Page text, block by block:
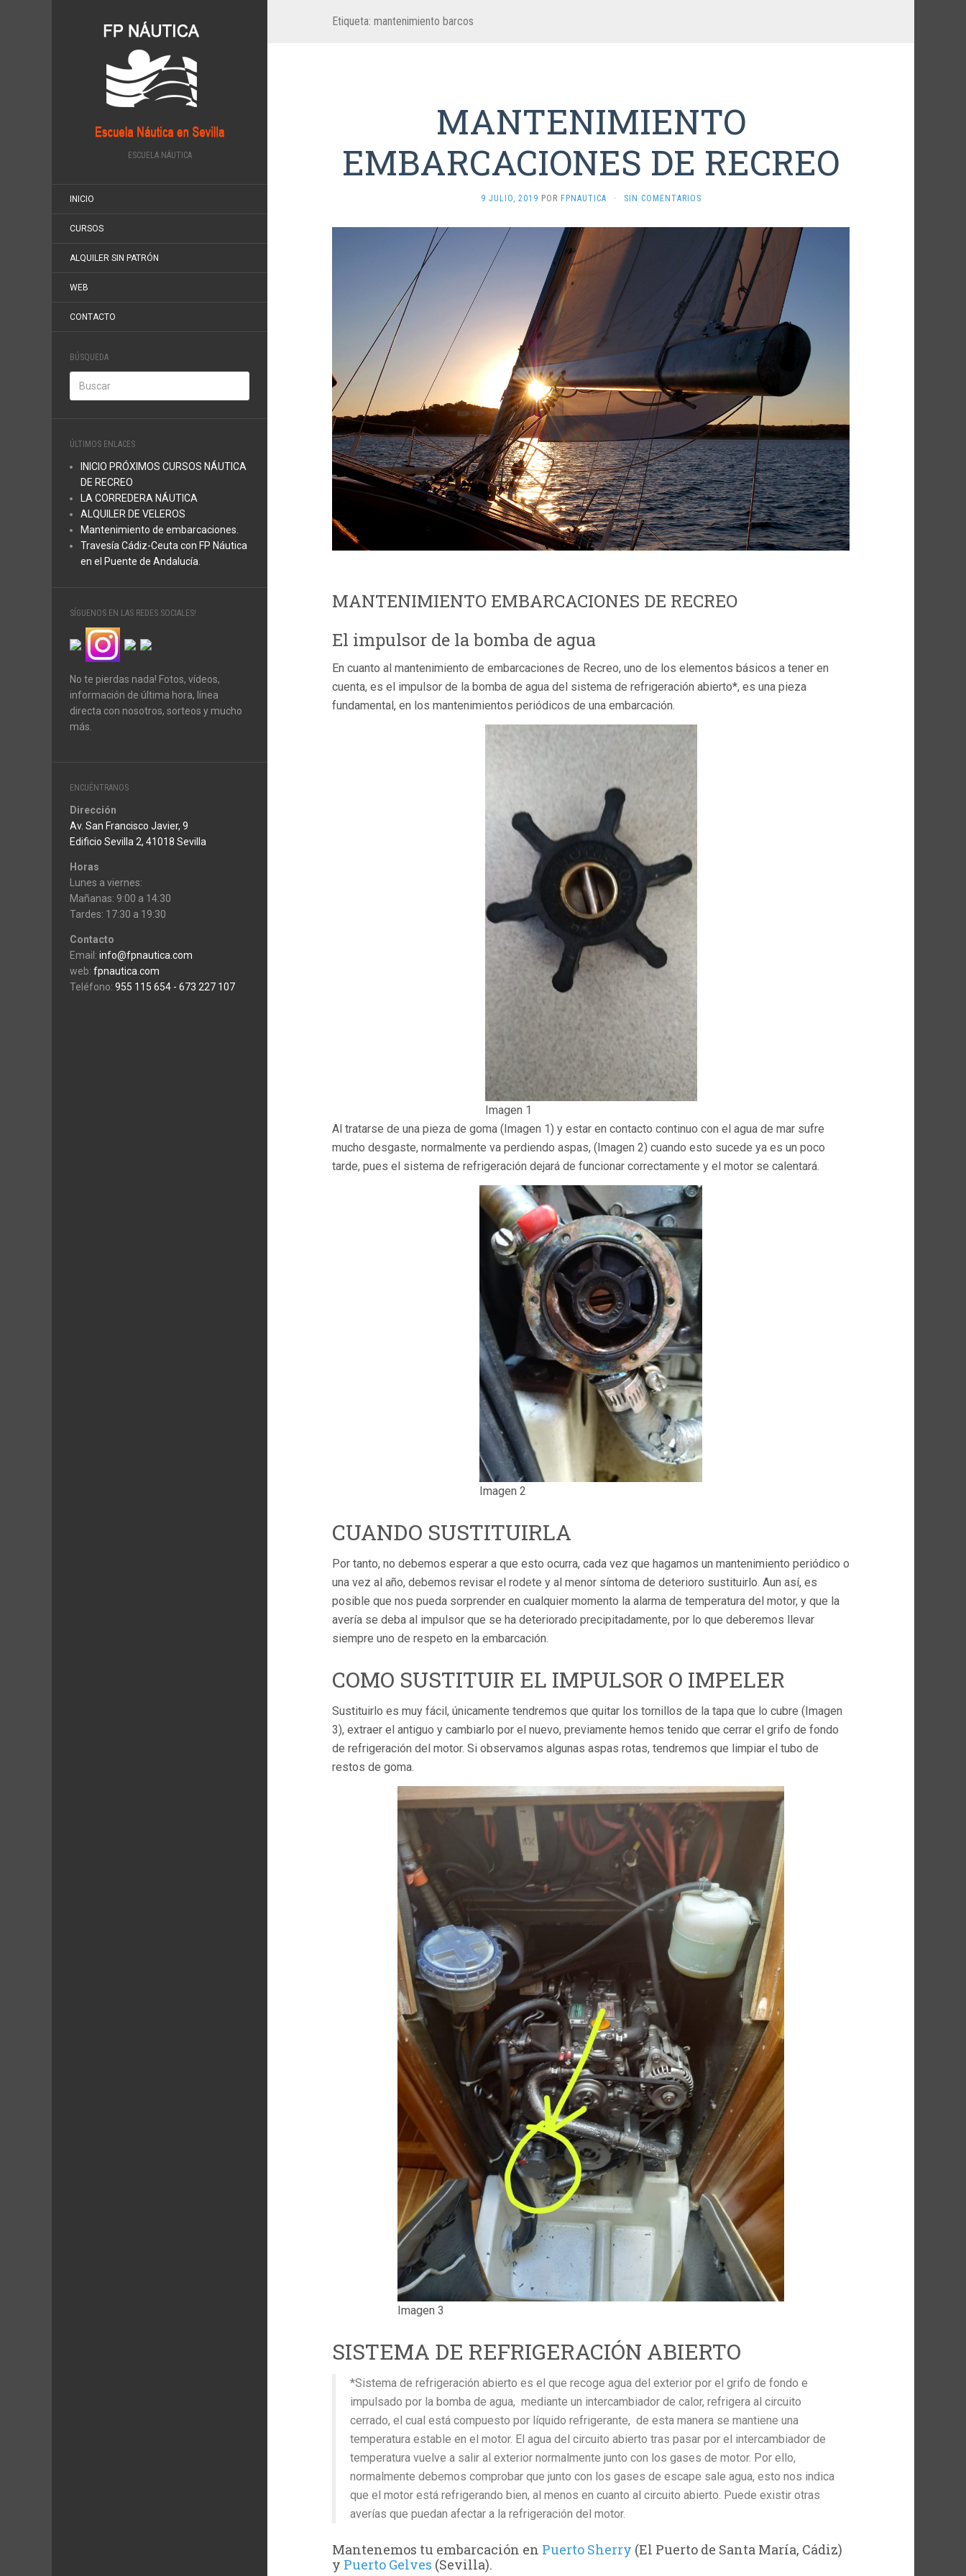
ESCUELA NÁUTICA
INICIO
CURSOS
ALQUILER SIN PATRÓN
WEB
CONTACTO
BÚSQUEDA
ÚLTIMOS ENLACES
INICIO PRÓXIMOS CURSOS NÁUTICA
DE RECREO
LA CORREDERA NÁUTICA
ALQUILER DE VELEROS
Mantenimiento de embarcaciones.
Travesía Cádiz-Ceuta con FP Náutica
en el Puente de Andalucía.
SÍGUENOS EN LAS REDES SOCIALES!
No te pierdas nada! Fotos, vídeos,
información de última hora, línea
directa con nosotros, sorteos y mucho
más.
ENCUÉNTRANOS
Dirección
Av. San Francisco Javier, 9
Edificio Sevilla 2, 41018 Sevilla
Horas
Lunes a viernes:
Mañanas: 9:00 a 14:30
Tardes: 17:30 a 19:30
Contacto
Email: info@fpnautica.com
web: fpnautica.com
Teléfono: 955 115 654 - 673 227 107
Etiqueta: mantenimiento barcos
MANTENIMIENTO
EMBARCACIONES DE RECREO
9 JULIO, 2019 POR FPNAUTICA · SIN COMENTARIOS
MANTENIMIENTO EMBARCACIONES DE RECREO
El impulsor de la bomba de agua
En cuanto al mantenimiento de embarcaciones de Recreo, uno de los elementos básicos a tener en
cuenta, es el impulsor de la bomba de agua del sistema de refrigeración abierto*, es una pieza
fundamental, en los mantenimientos periódicos de una embarcación.
Imagen 1
Al tratarse de una pieza de goma (Imagen 1) y estar en contacto continuo con el agua de mar sufre
mucho desgaste, normalmente va perdiendo aspas, (Imagen 2) cuando esto sucede ya es un poco
tarde, pues el sistema de refrigeración dejará de funcionar correctamente y el motor se calentará.
Imagen 2
CUANDO SUSTITUIRLA
Por tanto, no debemos esperar a que esto ocurra, cada vez que hagamos un mantenimiento periódico o
una vez al año, debemos revisar el rodete y al menor síntoma de deterioro sustituirlo. Aun así, es
posible que nos pueda sorprender en cualquier momento la alarma de temperatura del motor, y que la
avería se deba al impulsor que se ha deteriorado precipitadamente, por lo que deberemos llevar
siempre uno de respeto en la embarcación.
COMO SUSTITUIR EL IMPULSOR O IMPELER
Sustituirlo es muy fácil, únicamente tendremos que quitar los tornillos de la tapa que lo cubre (Imagen
3), extraer el antiguo y cambiarlo por el nuevo, previamente hemos tenido que cerrar el grifo de fondo
de refrigeración del motor. Si observamos algunas aspas rotas, tendremos que limpiar el tubo de
restos de goma.
Imagen 3
SISTEMA DE REFRIGERACIÓN ABIERTO
*Sistema de refrigeración abierto es el que recoge agua del exterior por el grifo de fondo e
impulsado por la bomba de agua, mediante un intercambiador de calor, refrigera al circuito
cerrado, el cual está compuesto por líquido refrigerante, de esta manera se mantiene una
temperatura estable en el motor. El agua del circuito abierto tras pasar por el intercambiador de
temperatura vuelve a salir al exterior normalmente junto con los gases de motor. Por ello,
normalmente debemos comprobar que junto con los gases de escape sale agua, esto nos indica
que el motor está refrigerando bien, al menos en cuanto al circuito abierto. Puede existir otras
averías que puedan afectar a la refrigeración del motor.
Mantenemos tu embarcación en Puerto Sherry (El Puerto de Santa María, Cádiz)
y Puerto Gelves (Sevilla).